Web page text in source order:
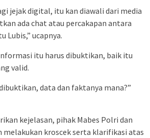
jejak digital, itu kan diawali dari media
ada chat atau percakapan antara
Lubis,” ucapnya.
itu harus dibuktikan, baik itu
valid.
data dan faktanya mana?”
kejelasan, pihak Mabes Polri dan
melakukan kroscek serta klarifikasi atas